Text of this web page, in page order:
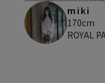
miki
170cm
ROYAL